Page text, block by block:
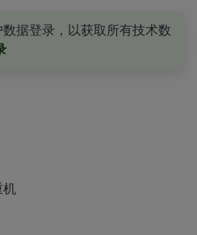
据登录，以获取所有技术数
机